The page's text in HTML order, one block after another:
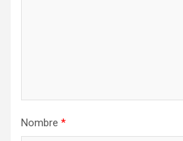
Nombre *